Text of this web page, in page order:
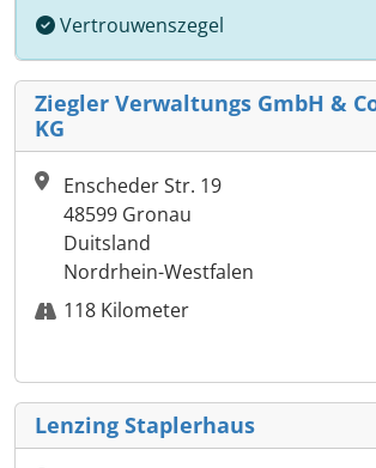
Vertrouwenszegel
Ziegler Verwaltungs GmbH &
KG
Enscheder Str. 19
48599 Gronau
Duitsland
Nordrhein-Westfalen
118 Kilometer
Lenzing Staplerhaus